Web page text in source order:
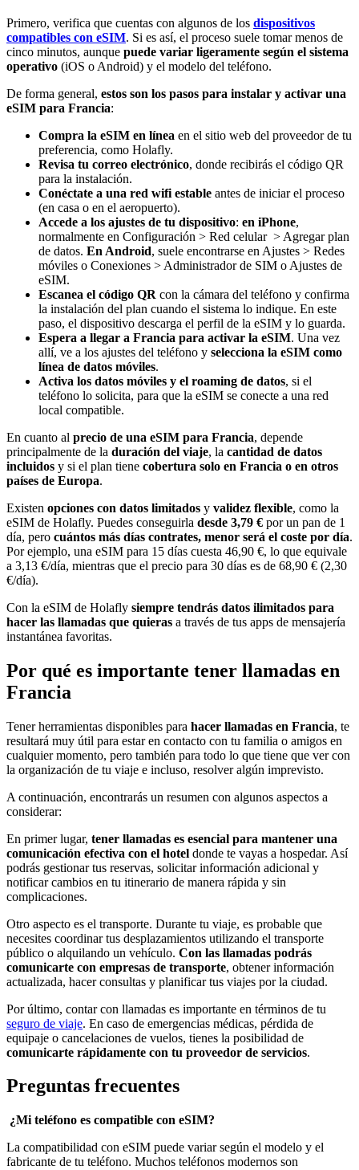
Primero, verifica que cuentas con algunos de los dispositivos
compatibles con eSIM. Si es así, el proceso suele tomar menos de
cinco minutos, aunque puede variar ligeramente según el sistema
operativo (iOS o Android) y el modelo del teléfono.
De forma general, estos son los pasos para instalar y activar una
eSIM para Francia:
Compra la eSIM en línea en el sitio web del proveedor de tu
preferencia, como Holafly.
Revisa tu correo electrónico, donde recibirás el código QR
para la instalación.
Conéctate a una red wifi estable antes de iniciar el proceso
(en casa o en el aeropuerto).
Accede a los ajustes de tu dispositivo: en iPhone,
normalmente en Configuración > Red celular > Agregar plan
de datos. En Android, suele encontrarse en Ajustes > Redes
móviles o Conexiones > Administrador de SIM o Ajustes de
eSIM.
Escanea el código QR con la cámara del teléfono y confirma
la instalación del plan cuando el sistema lo indique. En este
paso, el dispositivo descarga el perfil de la eSIM y lo guarda.
Espera a llegar a Francia para activar la eSIM. Una vez
allí, ve a los ajustes del teléfono y selecciona la eSIM como
línea de datos móviles.
Activa los datos móviles y el roaming de datos, si el
teléfono lo solicita, para que la eSIM se conecte a una red
local compatible.
En cuanto al precio de una eSIM para Francia, depende
principalmente de la duración del viaje, la cantidad de datos
incluidos y si el plan tiene cobertura solo en Francia o en otros
países de Europa.
Existen opciones con datos limitados y validez flexible, como la
eSIM de Holafly. Puedes conseguirla desde 3,79 € por un pan de 1
día, pero cuántos más días contrates, menor será el coste por día.
Por ejemplo, una eSIM para 15 días cuesta 46,90 €, lo que equivale
a 3,13 €/día, mientras que el precio para 30 días es de 68,90 € (2,30
€/día).
Con la eSIM de Holafly siempre tendrás datos ilimitados para
hacer las llamadas que quieras a través de tus apps de mensajería
instantánea favoritas.
Por qué es importante tener llamadas en
Francia
Tener herramientas disponibles para hacer llamadas en Francia, te
resultará muy útil para estar en contacto con tu familia o amigos en
cualquier momento, pero también para todo lo que tiene que ver con
la organización de tu viaje e incluso, resolver algún imprevisto.
A continuación, encontrarás un resumen con algunos aspectos a
considerar:
En primer lugar, tener llamadas es esencial para mantener una
comunicación efectiva con el hotel donde te vayas a hospedar. Así
podrás gestionar tus reservas, solicitar información adicional y
notificar cambios en tu itinerario de manera rápida y sin
complicaciones.
Otro aspecto es el transporte. Durante tu viaje, es probable que
necesites coordinar tus desplazamientos utilizando el transporte
público o alquilando un vehículo. Con las llamadas podrás
comunicarte con empresas de transporte, obtener información
actualizada, hacer consultas y planificar tus viajes por la ciudad.
Por último, contar con llamadas es importante en términos de tu
seguro de viaje. En caso de emergencias médicas, pérdida de
equipaje o cancelaciones de vuelos, tienes la posibilidad de
comunicarte rápidamente con tu proveedor de servicios.
Preguntas frecuentes
¿Mi teléfono es compatible con eSIM?
La compatibilidad con eSIM puede variar según el modelo y el
fabricante de tu teléfono. Muchos teléfonos modernos son